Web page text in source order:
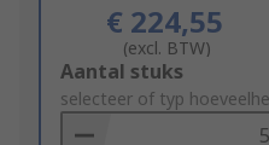
€ 224,55
(excl. BTW)
Add
to
Basket
Aantal stuks
selecteer of typ